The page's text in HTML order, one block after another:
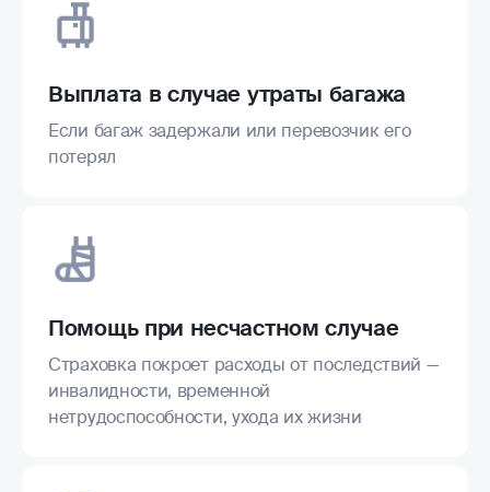
Выплата в случае утраты багажа
Если багаж задержали или перевозчик его
потерял
Помощь при несчастном случае
Страховка покроет расходы от последствий —
инвалидности, временной
нетрудоспособности, ухода их жизни